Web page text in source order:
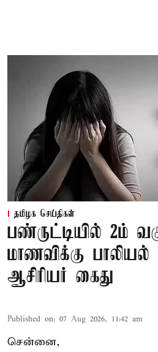
தமிழக செய்திகள்
பண்ருட்டியில் 2ம்
மாணவிக்கு
ஆசிரியர் கைது
Published on: 07 Aug 2026, 11:42 am
சென்னை,